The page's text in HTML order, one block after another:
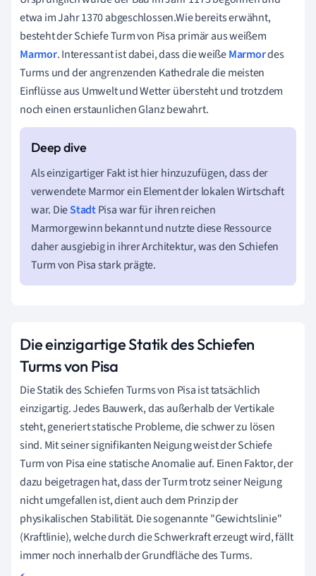
etwa im Jahr 1370 abgeschlossen.Wie bereits erwähnt,
besteht der Schiefe Turm von Pisa primär aus weißem
Marmor. Interessant ist dabei, dass die weißeMarmordes
Turms und der angrenzenden Kathedrale die meisten
Einflüsse aus Umwelt und Wetter übersteht und trotzdem
noch einen erstaunlichen Glanz bewahrt.
Als einzigartiger Fakt ist hier hinzuzufügen, dass der
verwendete Marmor ein Element der lokalen Wirtschaft
war. DieStadtPisa war für ihren reichen
Marmorgewinn bekannt und nutzte diese Ressource
daher ausgiebig in ihrer Architektur, was den Schiefen
Turm von Pisa stark prägte.
Die einzigartige Statik des Schiefen
Turms von Pisa
Die Statik des Schiefen Turms von Pisa ist tatsächlich
einzigartig. Jedes Bauwerk, das außerhalb der Vertikale
steht, generiert statische Probleme, die schwer zu lösen
sind. Mit seiner signifikanten Neigung weist der Schiefe
Turm von Pisa eine statische Anomalie auf. Einen Faktor, der
dazu beigetragen hat, dass der Turm trotz seiner Neigung
nicht umgefallen ist, dient auch dem Prinzip der
physikalischen Stabilität. Die sogenannte "Gewichtslinie"
(Kraftlinie), welche durch die Schwerkraft erzeugt wird, fällt
immer noch innerhalb der Grundfläche des Turms.